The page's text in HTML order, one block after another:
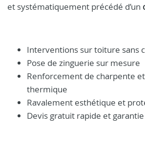
et systématiquement précédé d’un
Interventions sur toiture sans
Pose de zinguerie sur mesure
Renforcement de charpente
thermique
Ravalement esthétique et
Devis gratuit rapide et